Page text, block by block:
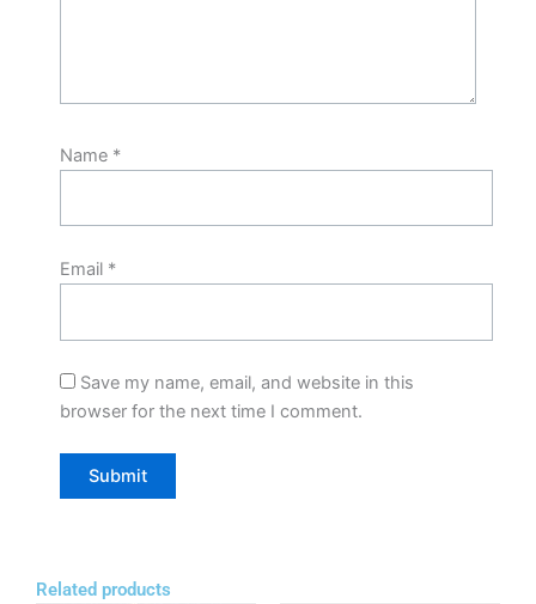
Name *
Email *
Save my name, email, and website in this
browser for the next time I comment.
Related products